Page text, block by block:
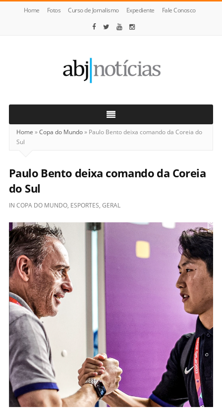
Home Fotos Curso de Jornalismo Expediente Fale Conosco
Notícias
Home »Copa do Mundo» Paulo Bento deixa comando da Coreia do
Sul
Paulo Bento deixa comando da Coreia
do Sul
IN COPA DO MUNDO, ESPORTES, GERAL